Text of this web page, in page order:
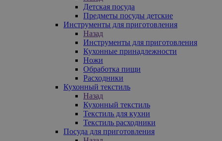
Детская посуда
Предметы посуды детские
Инструменты для приготовления
Назад
Инструменты для приготовления
Кухонные принадлежности
Ножи
Обработка пищи
Расходники
Кухонный текстиль
Назад
Кухонный текстиль
Текстиль для кухни
Текстиль расходники
Посуда для приготовления